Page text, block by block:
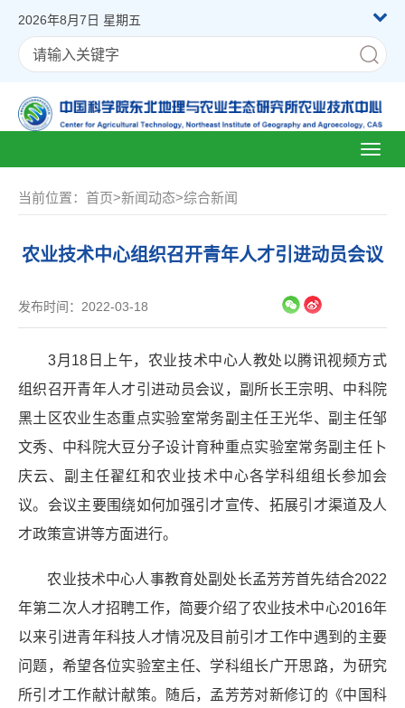
2026年8月7日 星期五
当前位置： 首页>新闻动态>综合新闻
农业技术中心组织召开青年人才引进动员会议
发布时间：2022-03-18
3月18日上午，农业技术中心人教处以腾讯视频方式
组织召开青年人才引进动员会议，副所长王宗明、中科院
黑土区农业生态重点实验室常务副主任王光华、副主任邹
文秀、中科院大豆分子设计育种重点实验室常务副主任卜
庆云、副主任翟红和农业技术中心各学科组组长参加会
议。会议主要围绕如何加强引才宣传、拓展引才渠道及人
才政策宣讲等方面进行。
农业技术中心人事教育处副处长孟芳芳首先结合2022
年第二次人才招聘工作，简要介绍了农业技术中心2016年
以来引进青年科技人才情况及目前引才工作中遇到的主要
问题，希望各位实验室主任、学科组长广开思路，为研究
所引才工作献计献策。随后，孟芳芳对新修订的《中国科